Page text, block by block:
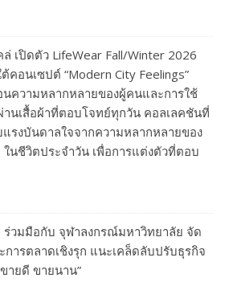
เปิดตัว LifeWear Fall/Winter 2026
คอนเซปต์ “Modern City Feelings”
นความหลากหลายของผู้คนและการใช้
านเสื้อผ้าที่ตอบโจทย์ทุกวัน คอลเลคชันที่
รงบันดาลใจจากความหลากหลายของ
ในชีวิตประจำวัน เพื่อการแต่งตัวที่ตอบ
ร่วมมือกับ จุฬาลงกรณ์มหาวิทยาลัย จัด
ารตลาดเชิงรุก แนะเคล็ดลับปรับธุรกิจ
ายดี ขายนาน”